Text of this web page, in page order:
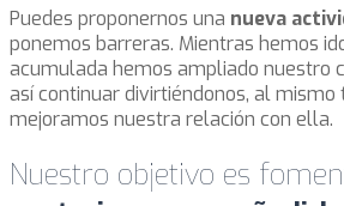
Puedes proponernos una nueva
ponemos barreras. Mientras hemos
acumulada hemos ampliado nuestro
así continuar divirtiéndonos, al
mejoramos nuestra relación con ella.
Nuestro objetivo es